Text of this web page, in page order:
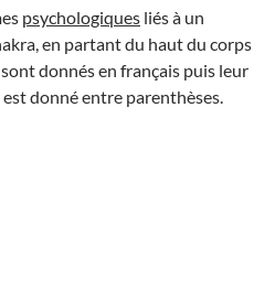
psychologiques liés à un
en partant du haut du corps
donnés en français puis leur
donné entre parenthèses.